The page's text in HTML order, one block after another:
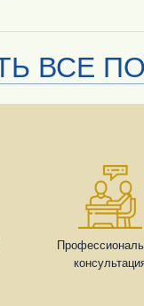
ВСЕ